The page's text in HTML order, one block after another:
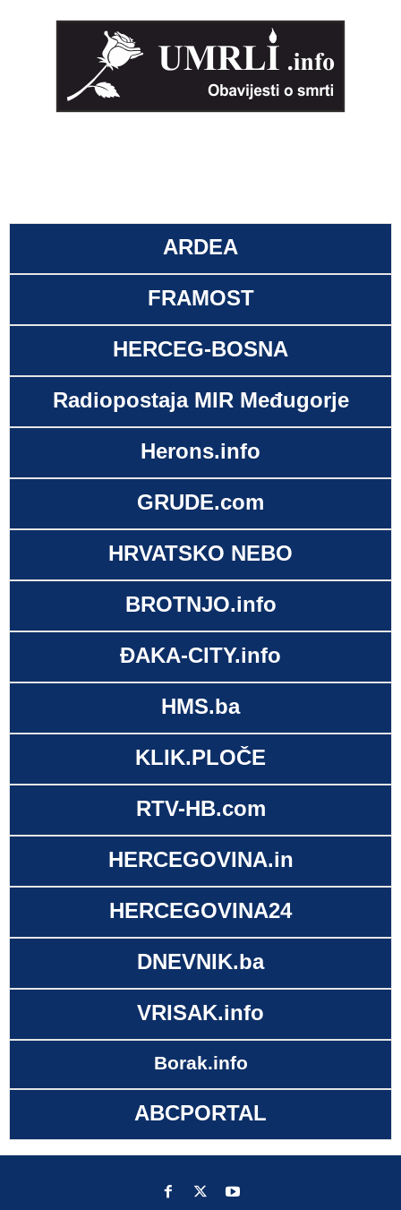
ARDEA
FRAMOST
HERCEG-BOSNA
Radiopostaja MIR Međugorje
Herons.info
GRUDE.com
HRVATSKO NEBO
BROTNJO.info
ĐAKA-CITY.info
HMS.ba
KLIK.PLOČE
RTV-HB.com
HERCEGOVINA.in
HERCEGOVINA24
DNEVNIK.ba
VRISAK.info
Borak.info
ABCPORTAL